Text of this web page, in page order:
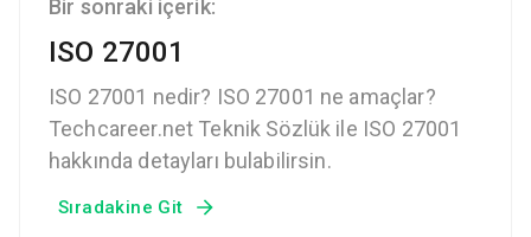
Bir sonraki içerik:
ISO 27001
ISO 27001 nedir? ISO 27001 ne amaçlar?
Techcareer.net Teknik Sözlük ile ISO 27001
hakkında detayları bulabilirsin.
Sıradakine Git